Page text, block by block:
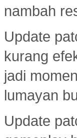
nambah
Update
kurang
jadi
lumayan
Update